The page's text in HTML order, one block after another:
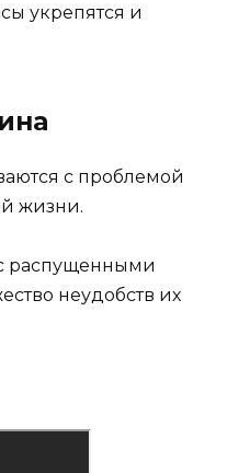
укрепятся и
с проблемой
жизни.
распущенными
неудобств их